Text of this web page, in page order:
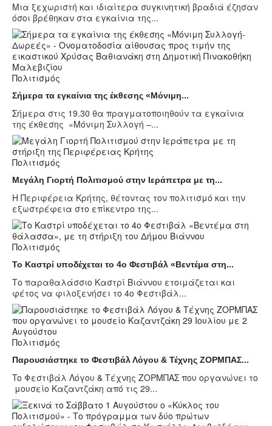
Μια ξεχωριστή και ιδιαίτερα συγκινητική βραδιά έζησαν
όσοι βρέθηκαν στα εγκαίνια της...
Πολιτισμός
Σήμερα τα εγκαίνια της έκθεσης «Μόνιμη...
Σήμερα στις 19.30 θα πραγματοποιηθούν τα εγκαίνια
της έκθεσης «Μόνιμη Συλλογή –...
Πολιτισμός
Μεγάλη Γιορτή Πολιτισμού στην Ιεράπετρα με τη...
Η Περιφέρεια Κρήτης, θέτοντας τον πολιτισμό και την
εξωστρέφεια στο επίκεντρο της...
Πολιτισμός
Το Καστρί υποδέχεται το 4ο Φεστιβάλ «Βεντέμα στη...
Το παραθαλάσσιο Καστρί Βιάννου ετοιμάζεται και
φέτος να φιλοξενήσει το 4ο Φεστιβάλ...
Πολιτισμός
Παρουσιάστηκε το Φεστιβάλ Λόγου & Τέχνης ΖΟΡΜΠΑΣ...
To Φεστιβάλ Λόγου & Τέχνης ΖΟΡΜΠΑΣ που οργανώνει το
μουσείο Καζαντζάκη από τις 29...